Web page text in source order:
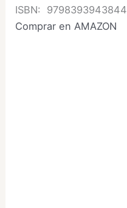
ISBN: 9798393943844
Comprar en AMAZON